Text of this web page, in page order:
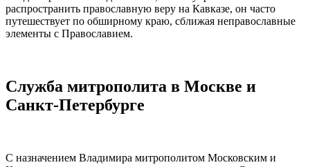
распространить православную веру на Кавказе, он часто
путешествует по обширному краю, сближая неправославные
элементы с Православием.
Служба митрополита в Москве и
Санкт-Петербурге
С назначением Владимира митрополитом Московским и